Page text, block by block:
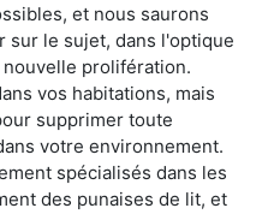
et nous saurons
sur le sujet, dans l'optique
prolifération.
vos habitations, mais
supprimer toute
votre environnement.
spécialisés dans les
des punaises de lit, et